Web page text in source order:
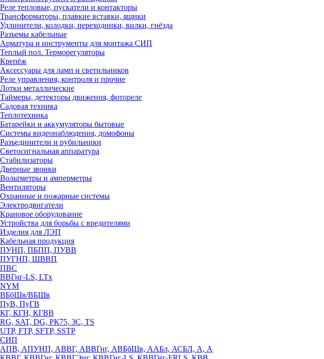
Реле тепловые, пускатели и контакторы
Трансформаторы, плавкие вставки, ящики
Удлинители, колодки, переходники, вилки, гнёзда
Разъемы кабельные
Арматура и инструменты для монтажа СИП
Теплый пол. Терморегуляторы
Крепёж
Аксессуары для ламп и светильников
Реле управления, контроля и прочие
Лотки металлические
Таймеры, детекторы движения, фотореле
Садовая техника
Теплотехника
Батарейки и аккумуляторы бытовые
Системы видеонаблюдения, домофоны
Разъединители и рубильники
Светосигнальная аппаратура
Стабилизаторы
Дверные звонки
Вольтметры и амперметры
Вентиляторы
Охранные и пожарные системы
Электродвигатели
Крановое оборудование
Устройства для борьбы с вредителями
Изделия для ЛЭП
Кабельная продукция
ПУНП, ПБПП, ПУВВ
ПУГНП, ШВВП
ПВС
ВВГнг-LS, LTx
NYM
ВБбШв/ВБШв
ПуВ, ПуГВ
КГ, КГН, КГВВ
RG, SAT, DG, РК75, 3С, TS
UTP, FTP, SFTP, SSTP
СИП
АПВ, АПУНП, АВВГ, АВВГнг, АВБбШв, ААБл, АСБЛ, А, А